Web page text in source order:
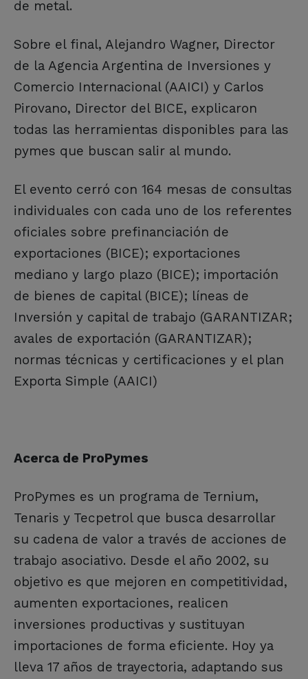
de metal.
Sobre el final, Alejandro Wagner, Director
de la Agencia Argentina de Inversiones y
Comercio Internacional (AAICI) y Carlos
Pirovano, Director del BICE, explicaron
todas las herramientas disponibles para las
pymes que buscan salir al mundo.
El evento cerró con 164 mesas de consultas
individuales con cada uno de los referentes
oficiales sobre prefinanciación de
exportaciones (BICE); exportaciones
mediano y largo plazo (BICE); importación
de bienes de capital (BICE); líneas de
Inversión y capital de trabajo (GARANTIZAR;
avales de exportación (GARANTIZAR);
normas técnicas y certificaciones y el plan
Exporta Simple (AAICI)
Acerca de ProPymes
ProPymes es un programa de Ternium,
Tenaris y Tecpetrol que busca desarrollar
su cadena de valor a través de acciones de
trabajo asociativo. Desde el año 2002, su
objetivo es que mejoren en competitividad,
aumenten exportaciones, realicen
inversiones productivas y sustituyan
importaciones de forma eficiente. Hoy ya
lleva 17 años de trayectoria, adaptando sus